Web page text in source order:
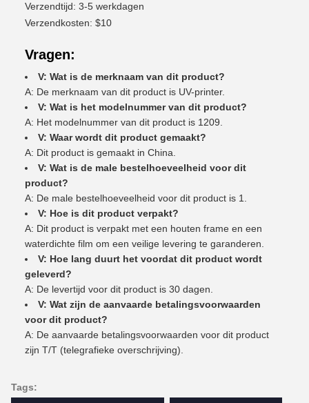
Verzendtijd: 3-5 werkdagen
Verzendkosten: $10
Vragen:
V: Wat is de merknaam van dit product?
A: De merknaam van dit product is UV-printer.
V: Wat is het modelnummer van dit product?
A: Het modelnummer van dit product is 1209.
V: Waar wordt dit product gemaakt?
A: Dit product is gemaakt in China.
V: Wat is de male bestelhoeveelheid voor dit
product?
A: De male bestelhoeveelheid voor dit product is 1.
V: Hoe is dit product verpakt?
A: Dit product is verpakt met een houten frame en een
waterdichte film om een veilige levering te garanderen.
V: Hoe lang duurt het voordat dit product wordt
geleverd?
A: De levertijd voor dit product is 30 dagen.
V: Wat zijn de aanvaarde betalingsvoorwaarden
voor dit product?
A: De aanvaarde betalingsvoorwaarden voor dit product
zijn T/T (telegrafieke overschrijving).
Tags: